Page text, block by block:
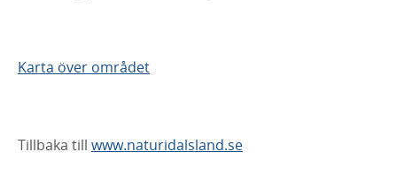
Karta över området
Tillbaka till www.naturidalsland.se